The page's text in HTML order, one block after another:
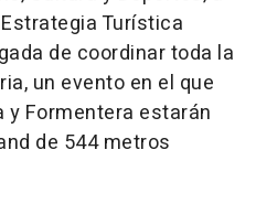
Turística
de coordinar toda la
un evento en el que
y Formentera estarán
de 544 metros